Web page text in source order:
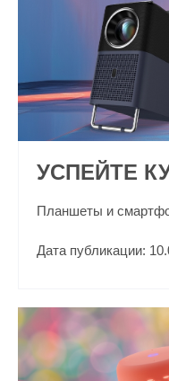
УСПЕЙТЕ
Планшеты и
Дата публикации: